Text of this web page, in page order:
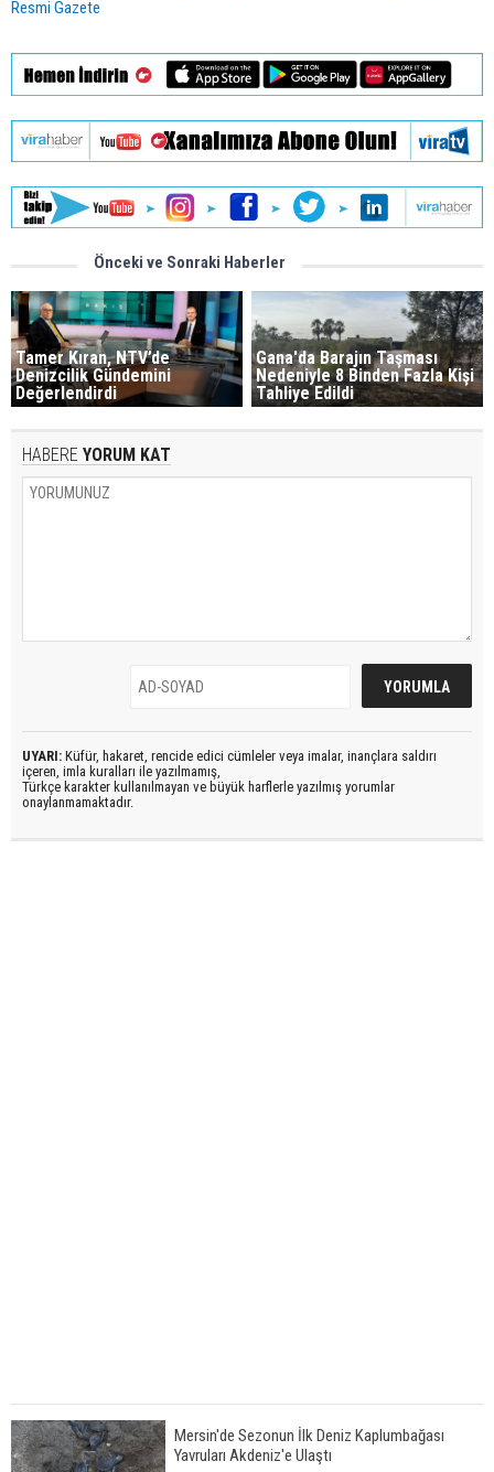
Resmi Gazete
Önceki ve Sonraki Haberler
Tamer Kıran, NTV’de
Denizcilik Gündemini
Değerlendirdi
Gana'da Barajın Taşması
Nedeniyle 8 Binden Fazla Kişi
Tahliye Edildi
HABERE YORUM KAT
UYARI: Küfür, hakaret, rencide edici cümleler veya imalar, inançlara saldırı
içeren, imla kuralları ile yazılmamış,
Türkçe karakter kullanılmayan ve büyük harflerle yazılmış yorumlar
onaylanmamaktadır.
Mersin'de Sezonun İlk Deniz Kaplumbağası
Yavruları Akdeniz'e Ulaştı